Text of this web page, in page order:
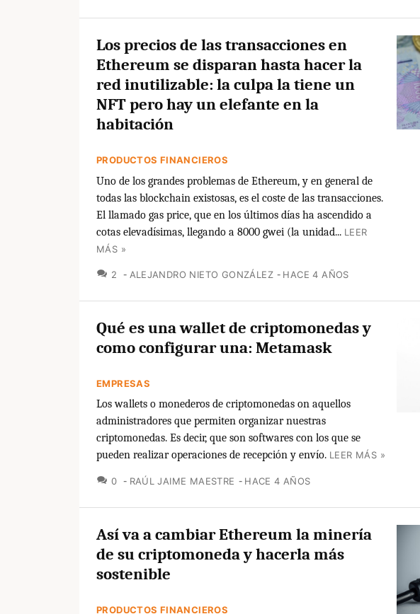
Los precios de las transacciones en
Ethereum se disparan hasta hacer la
red inutilizable: la culpa la tiene un
NFT pero hay un elefante en la
habitación
PRODUCTOS FINANCIEROS
Uno de los grandes problemas de Ethereum, y en general de
todas las blockchain existosas, es el coste de las transacciones.
El llamado gas price, que en los últimos días ha ascendido a
cotas elevadísimas, llegando a 8000 gwei (la unidad... LEER
MÁS »
2 COMENTARIOS
ALEJANDRO NIETO GONZÁLEZ HACE 4 AÑOS
Qué es una wallet de criptomonedas y
como configurar una: Metamask
EMPRESAS
Los wallets o monederos de criptomonedas on aquellos
administradores que permiten organizar nuestras
criptomonedas. Es decir, que son softwares con los que se
pueden realizar operaciones de recepción y envío. LEER MÁS »
0 COMENTARIOS
RAÚL JAIME MAESTRE HACE 4 AÑOS
Así va a cambiar Ethereum la minería
de su criptomoneda y hacerla más
sostenible
PRODUCTOS FINANCIEROS